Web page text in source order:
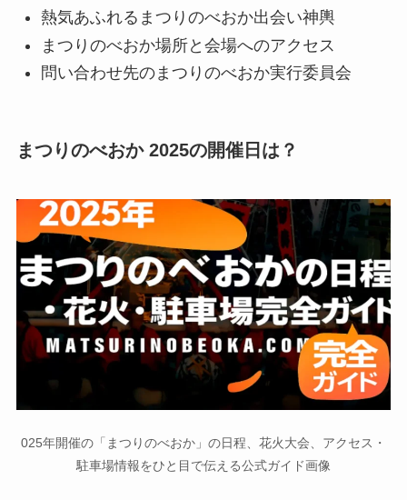
熱気あふれるまつりのべおか出会い神輿
まつりのべおか場所と会場へのアクセス
問い合わせ先のまつりのべおか実行委員会
まつりのべおか 2025の開催日は？
025年開催の「まつりのべおか」の日程、花火大会、アクセス・
駐車場情報をひと目で伝える公式ガイド画像